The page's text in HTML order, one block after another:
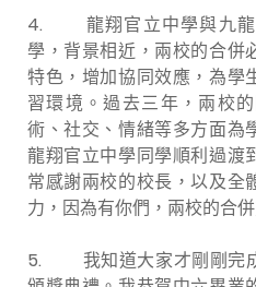
4. 龍翔官立中學與九龍
學，背景相近，兩校的合併
特色，增加協同效應，為學
習環境。過去三年，兩校
術、社交、情緒等多方面為
龍翔官立中學同學順利過渡
常感謝兩校的校長，以及全
力，因為有你們，兩校的合
5. 我知道大家才剛剛完